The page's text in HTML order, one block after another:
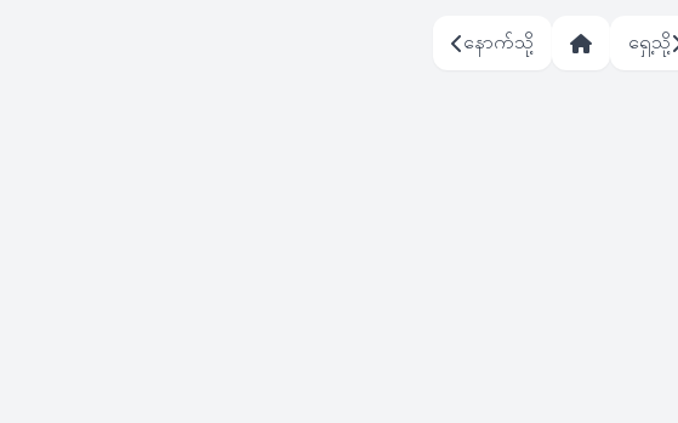
နောက်သို့ ရှေ့သို့